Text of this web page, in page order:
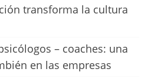
transforma la cultura
– coaches: una
en las empresas